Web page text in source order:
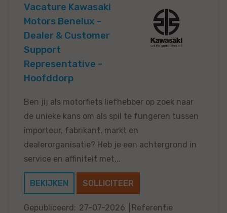
Vacature Kawasaki
Motors Benelux -
Dealer & Customer
Support
Representative -
Hoofddorp
Ben jij als motorfiets liefhebber op zoek naar
de unieke kans om als spil te fungeren tussen
importeur, fabrikant, markt en
dealerorganisatie? Heb je een achtergrond in
service en affiniteit met...
BEKIJKEN SOLLICITEER
Gepubliceerd: 27-07-2026
Referentie